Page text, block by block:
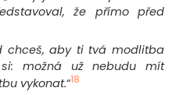
že přímo před
chceš, aby ti tvá modlitba
možná už nebudu mít
vykonat.“18